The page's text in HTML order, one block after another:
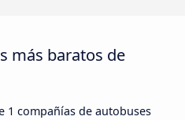
más baratos de
1 compañías de autobuses